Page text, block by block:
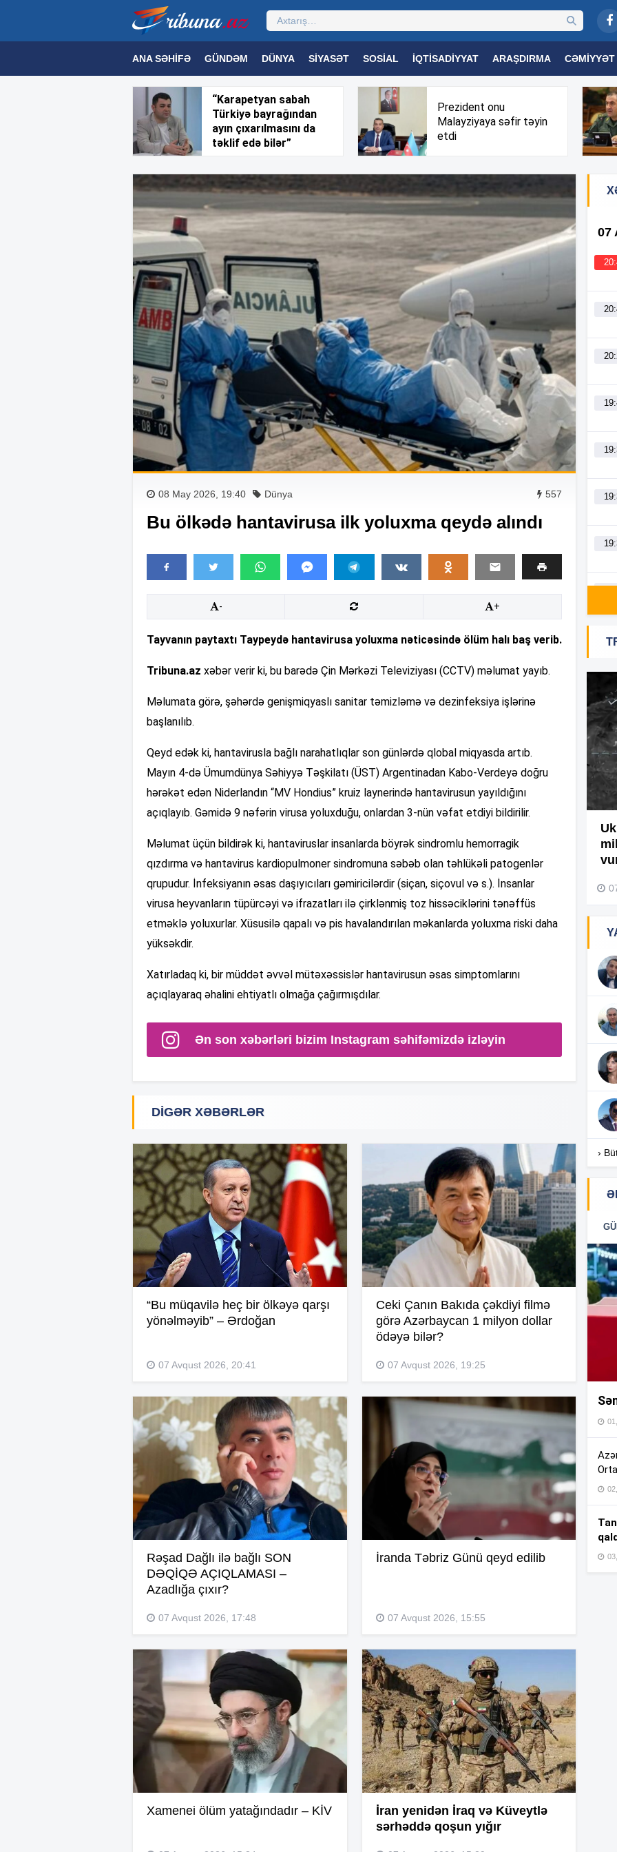
ANA SƏHIFƏ GÜNDƏM DÜNYA SIYASƏT SOSIAL İQTISADIYYAT ARAŞDIRMA CƏMIYYƏT
MƏDƏNIYYƏT MAQAZIN TEXNOLOGIYA TƏHSIL TRIBUNA TV
“Karapetyan sabah
Türkiyə bayrağından
ayın çıxarılmasını da
təklif edə bilər”
Prezident onu
Malayziyaya səfir təyin
etdi
08 May 2026, 19:40 Dünya 557
Bu ölkədə hantavirusa ilk yoluxma qeydə alındı
- +
Tayvanın paytaxtı Taypeydə hantavirusa yoluxma nəticəsində ölüm halı baş verib.
Tribuna.az xəbər verir ki, bu barədə Çin Mərkəzi Televiziyası (CCTV) məlumat yayıb.
Məlumata görə, şəhərdə genişmiqyaslı sanitar təmizləmə və dezinfeksiya işlərinə
başlanılıb.
Qeyd edək ki, hantavirusla bağlı narahatlıqlar son günlərdə qlobal miqyasda artıb.
Mayın 4-də Ümumdünya Səhiyyə Təşkilatı (ÜST) Argentinadan Kabo-Verdeyə doğru
hərəkət edən Niderlandın “MV Hondius” kruiz laynerində hantavirusun yayıldığını
açıqlayıb. Gəmidə 9 nəfərin virusa yoluxduğu, onlardan 3-nün vəfat etdiyi bildirilir.
Məlumat üçün bildirək ki, hantaviruslar insanlarda böyrək sindromlu hemorragik
qızdırma və hantavirus kardiopulmoner sindromuna səbəb olan təhlükəli patogenlər
qrupudur. İnfeksiyanın əsas daşıyıcıları gəmiricilərdir (siçan, siçovul və s.). İnsanlar
virusa heyvanların tüpürcəyi və ifrazatları ilə çirklənmiş toz hissəciklərini tənəffüs
etməklə yoluxurlar. Xüsusilə qapalı və pis havalandırılan məkanlarda yoluxma riski daha
yüksəkdir.
Xatırladaq ki, bir müddət əvvəl mütəxəssislər hantavirusun əsas simptomlarını
açıqlayaraq əhalini ehtiyatlı olmağa çağırmışdılar.
Ən son xəbərləri bizim Instagram səhifəmizdə izləyin
DIGƏR XƏBƏRLƏR
“Bu müqavilə heç bir ölkəyə qarşı
yönəlməyib” – Ərdoğan
07 Avqust 2026, 20:41
Ceki Çanın Bakıda çəkdiyi filmə
görə Azərbaycan 1 milyon dollar
ödəyə bilər?
07 Avqust 2026, 19:25
Rəşad Dağlı ilə bağlı SON
DƏQİQƏ AÇIQLAMASI –
Azadlığa çıxır?
07 Avqust 2026, 17:48
İranda Təbriz Günü qeyd edilib
07 Avqust 2026, 15:55
Xamenei ölüm yatağındadır – KİV
İran yenidən İraq və Küveytlə
sərhəddə qoşun yığır
07
törədibmiş – Video
›